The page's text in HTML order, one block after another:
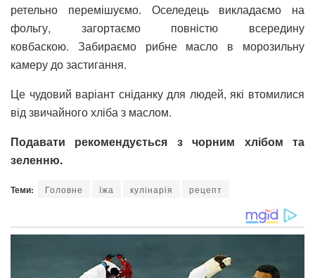
ретельно перемішуємо. Оселедець викладаємо на
фольгу, загортаємо повністю всередину
ковбаскою. Забираємо рибне масло в морозильну
камеру до застигання.
Це чудовий варіант сніданку для людей, які втомилися
від звичайного хліба з маслом.
Подавати рекомендується з чорним хлібом та
зеленню.
Теми: Головне їжа кулінарія рецепт